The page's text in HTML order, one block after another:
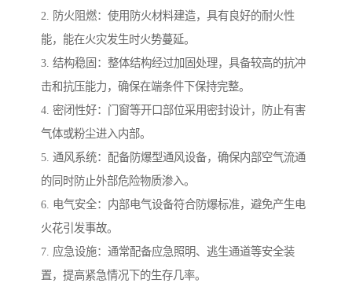
2. 防火阻燃：使用防火材料建造，具有良好的耐火性
能，能在火灾发生时火势蔓延。
3. 结构稳固：整体结构经过加固处理，具备较高的抗冲
击和抗压能力，确保在端条件下保持完整。
4. 密闭性好：门窗等开口部位采用密封设计，防止有害
气体或粉尘进入内部。
5. 通风系统：配备防爆型通风设备，确保内部空气流通
的同时防止外部危险物质渗入。
6. 电气安全：内部电气设备符合防爆标准，避免产生电
火花引发事故。
7. 应急设施：通常配备应急照明、逃生通道等安全装
置，提高紧急情况下的生存几率。